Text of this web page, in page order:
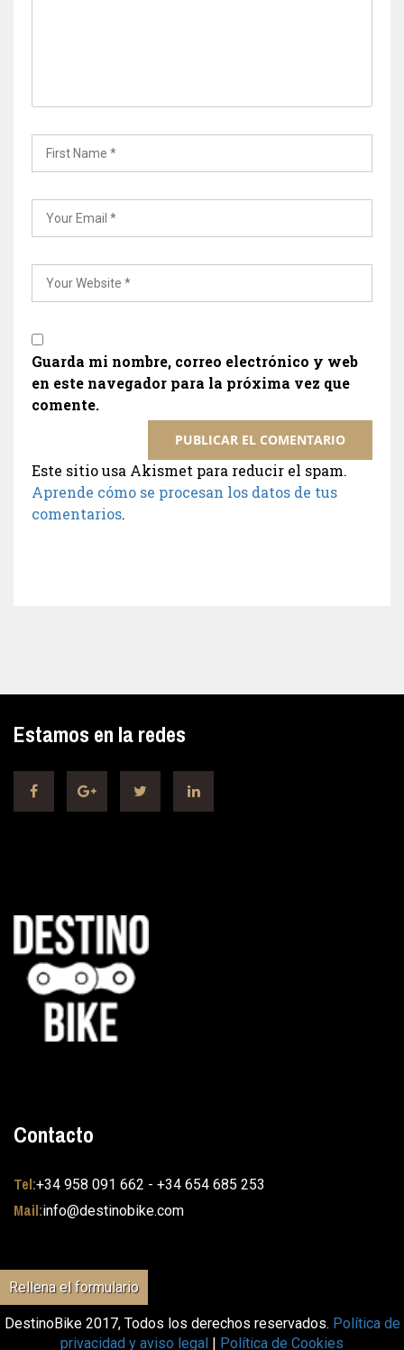
Guarda mi nombre, correo electrónico y web
en este navegador para la próxima vez que
comente.
Este sitio usa Akismet para reducir el spam.
Aprende cómo se procesan los datos de tus
comentarios.
Estamos en la redes
Contacto
Tel:+34 958 091 662 - +34 654 685 253
Mail:info@destinobike.com
Rellena el formulario
DestinoBike 2017, Todos los derechos reservados. Política de
privacidad y aviso legal
Política de Cookies